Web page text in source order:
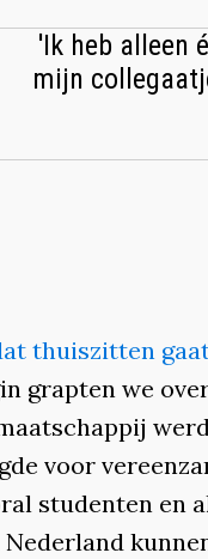
'Ik heb alleen
mijn
thuiszitten
grapten we
voor
studenten en
Nederland